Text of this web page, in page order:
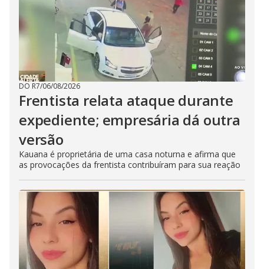
DO R7/06/08/2026
Frentista relata ataque durante
expediente; empresária dá outra
versão
Kauana é proprietária de uma casa noturna e afirma que
as provocações da frentista contribuíram para sua reação